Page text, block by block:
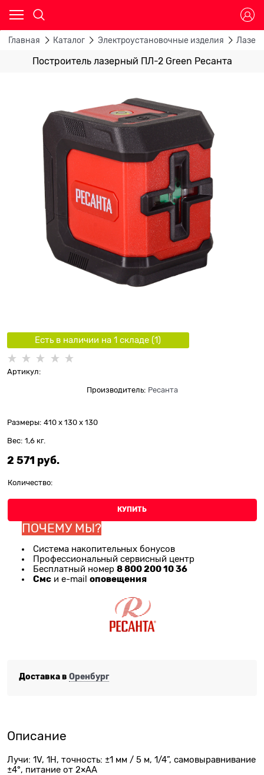
Главная Каталог Электроустановочные изделия
Построитель лазерный ПЛ-2 Green Ресанта
Есть в наличии на 1 складe (1)
Артикул:
Производитель: Ресанта
Размеры: 410 x 130 x 130
Вес: 1,6 кг.
2 571 руб.
Количество:
КУПИТЬ
ПОЧЕМУ МЫ?
Система накопительных бонусов
Профессиональный сервисный центр
Бесплатный номер 8 800 200 10 36
Смс и e-mail оповещения
Доставка в Оренбург
Описание
Лучи: 1V, 1H, точность: ±1 мм / 5 м, 1/4”, самовыравнивание
±4°, питание от 2×АА